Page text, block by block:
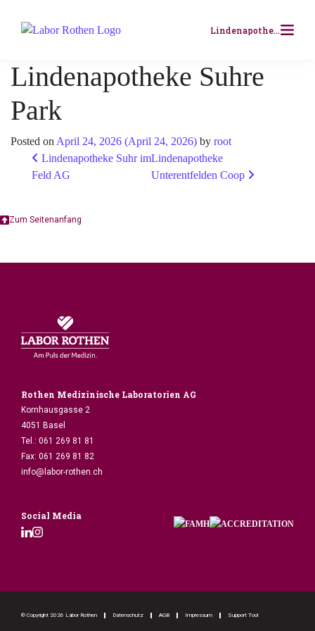
Lindenapotheke Suhre Park
Für Ärzt:innen
Für Unternehmen
Wunschlabor
Allg. Auftragsformular
Material bestellen
Lindenapotheke Suhre
Park
Posted on April 24, 2026 (April 24, 2026) by root
Post navigation
Lindenapotheke Suhr im
Feld AG
Lindenapotheke
Unterentfelden Coop
Zum Seitenanfang
Rothen Medizinische Laboratorien AG
Kornhausgasse 2
4051 Basel
Tel.: 061 269 81 81
Fax: 061 269 81 82
info@labor-rothen.ch
Social Media
© Copyright 2026 Labor Rothen Datenschutz AGB Impressum Support Tool